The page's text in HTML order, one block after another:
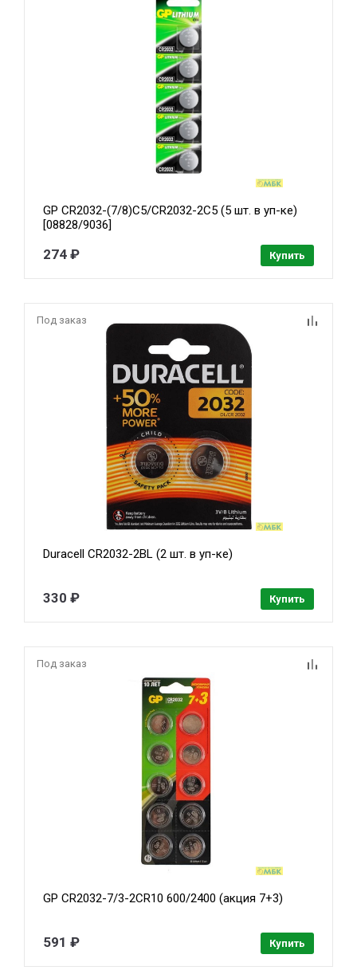
GP CR2032-(7/8)C5/CR2032-2C5 (5 шт. в уп-ке)
[08828/9036]
274 ₽ Купить
Под заказ
Duracell CR2032-2BL (2 шт. в уп-ке)
330 ₽ Купить
Под заказ
GP CR2032-7/3-2CR10 600/2400 (акция 7+3)
591 ₽ Купить